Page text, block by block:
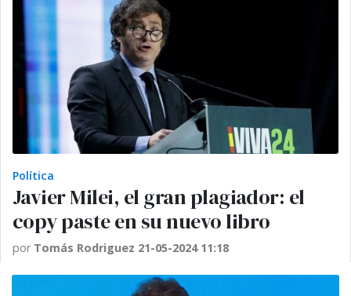
Política
Javier Milei, el gran plagiador: el
copy paste en su nuevo libro
por Tomás Rodriguez 21-05-2024 11:18